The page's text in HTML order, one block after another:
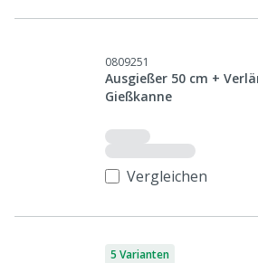
0809251
Ausgießer 50 cm +
Gießkanne
Vergleichen
5 Varianten